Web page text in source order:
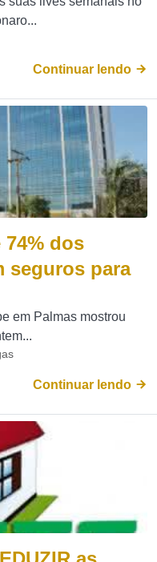
Continuar lendo
dos
seguros para
em Palmas mostrou
Continuar lendo